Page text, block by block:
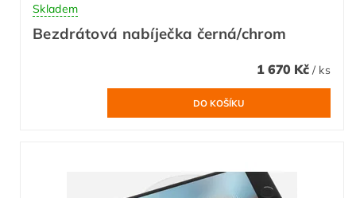
Skladem
Bezdrátová nabíječka černá/chrom
1 670 Kč / ks